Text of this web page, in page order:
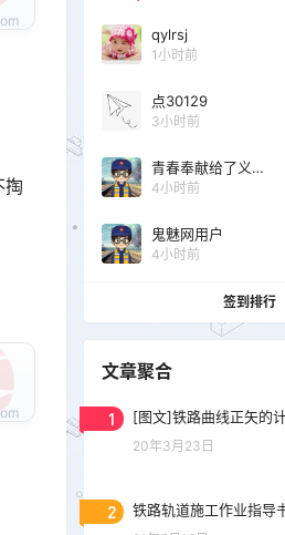
掏
qylrsj
1小时前
点30129
3小时前
青春奉献给了义务教育
4小时前
鬼魅网用户
4小时前
签到排行
文章聚合
1 [图文]铁路曲线正矢的
20年3月23日
2 铁路轨道施工作业指导